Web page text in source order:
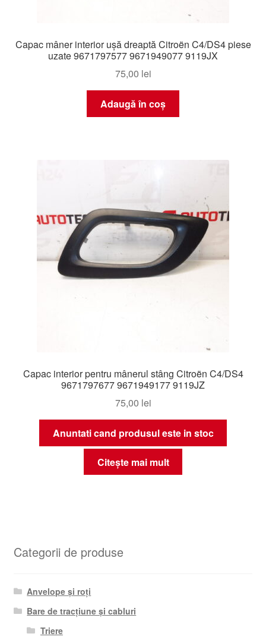
Capac mâner interior ușă dreaptă Citroën C4/DS4 piese
uzate 9671797577 9671949077 9119JX
75,00 lei
Adaugă în coș
Capac interior pentru mânerul stâng Citroën C4/DS4
9671797677 9671949177 9119JZ
75,00 lei
Anuntati cand produsul este in stoc
Citește mai mult
Categorii de produse
Anvelope și roți
Bare de tracțiune și cabluri
Triere